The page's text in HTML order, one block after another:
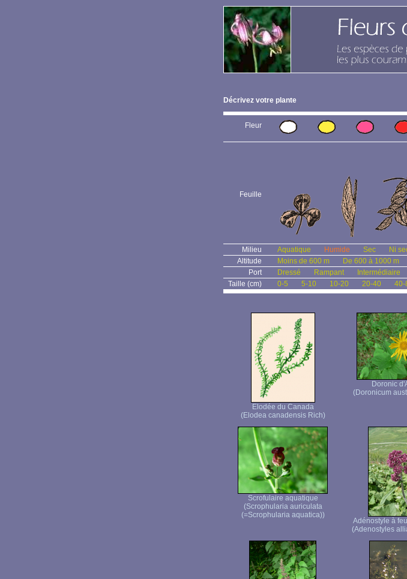
Décrivez votre plante
Fleur
Feuille
Milieu Aquatique Humide Sec
Ni
Altitude
Moins de 600 m De 600 à 1000 m
Port
Dressé Rampant
Intermédiaire
Taille (cm)
0-5 5-10 10-20 20-40 40-
Elodée du Canada
(Elodea canadensis Rich)
Doronic
(Doronicum
Scrofulaire aquatique
(Scrophularia auriculata
(=Scrophularia aquatica))
Adénostyle à
(Adenostyles